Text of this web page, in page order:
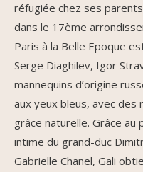
réfugiée chez ses
dans le 17ème
Paris à la Belle Epoque
Serge Diaghilev, Igor
mannequins d’origine
aux yeux bleus, avec
grâce naturelle. Grâce au
intime du grand-duc
Gabrielle Chanel, Gali